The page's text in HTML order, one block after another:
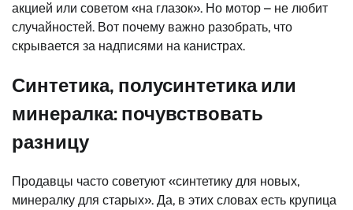
акцией или советом «на глазок». Но мотор – не любит
случайностей. Вот почему важно разобрать, что
скрывается за надписями на канистрах.
Синтетика, полусинтетика или
минералка: почувствовать
разницу
Продавцы часто советуют «синтетику для новых,
минералку для старых». Да, в этих словах есть крупица